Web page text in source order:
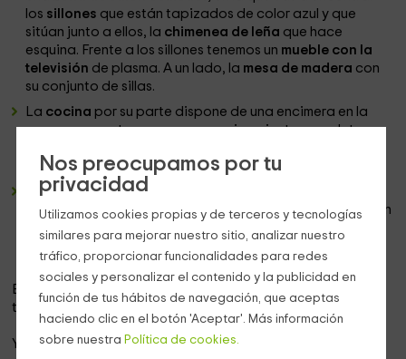
Nos preocupamos por tu
privacidad
Utilizamos cookies propias y de terceros y tecnologías
similares para mejorar nuestro sitio, analizar nuestro
tráfico, proporcionar funcionalidades para redes
sociales y personalizar el contenido y la publicidad en
función de tus hábitos de navegación, que aceptas
haciendo clic en el botón 'Aceptar'. Más información
sobre nuestra Política de cookies.
los sillones que están tapizados de color azul y que
sitúan junto a ellos, la chimenea de leña que hace
esquina. Frente a los sillones tenemos un mueble con la
televisión de plasma. A un lado, la mesa de madera con
su conjunto de sillas.
La cocina por su parte dispone de una encimera en la
que nos encontramos con un equipamiento completo en
poder sentirte como un chef.
dormitorio de matrimonio
con unacama grande y cabecero de madera.Al lado, un
espectacular
jacuzzi
en el que vais a poder disfrutar del
relax en pareja.
El baño tiene en el interior una ducha y varios juegos de
toallas.
Ya en laszonas exterioresque se comparten con el resto